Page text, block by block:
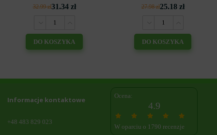
32.99 zł31.34 zł
DO KOSZYKA
27.98 zł25.18 zł
DO KOSZYKA
Informacje kontaktowe
+48 483 829 023
Ocena:
4.9
W oparciu o 1790 recenzje